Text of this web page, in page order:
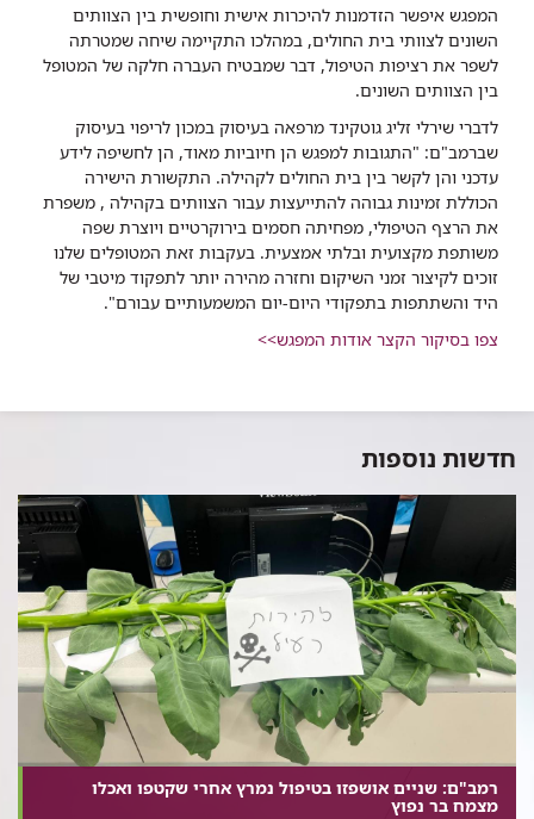
המפגש איפשר הזדמנות להיכרות אישית וחופשית בין הצוותים
השונים לצוותי בית החולים, במהלכו התקיימה שיחה שמטרתה
לשפר את רציפות הטיפול, דבר שמבטיח העברה חלקה של המטופל
בין הצוותים השונים.
לדברי שירלי זליג גוטקינד מרפאה בעיסוק במכון לריפוי בעיסוק
שברמב"ם: "התגובות למפגש הן חיוביות מאוד, הן לחשיפה לידע
עדכני והן לקשר בין בית החולים לקהילה. התקשורת הישירה
הכוללת זמינות גבוהה להתייעצות עבור הצוותים בקהילה , משפרת
את הרצף הטיפולי, מפחיתה חסמים בירוקרטיים ויוצרת שפה
משותפת מקצועית ובלתי אמצעית. בעקבות זאת המטופלים שלנו
זוכים לקיצור זמני השיקום וחזרה מהירה יותר לתפקוד מיטבי של
היד והשתתפות בתפקודי היום-יום המשמעותיים עבורם".
צפו בסיקור הקצר אודות המפגש>>
חדשות נוספות
רמב"ם: שניים אושפזו בטיפול נמרץ אחרי שקטפו ואכלו
מצמח בר נפוץ